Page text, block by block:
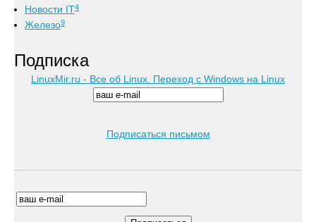
Новости IT4
Железо9
Подписка
LinuxMir.ru - Все об Linux. Переход с Windows на Linux
Подписаться письмом